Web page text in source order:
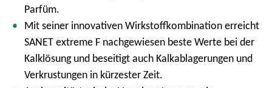
Parfüm.
Mit seiner innovativen Wirkstoffkombination erreicht
SANET extreme F nachgewiesen beste Werte bei der
Kalklösung und beseitigt auch Kalkablagerungen und
Verkrustungen in kürzester Zeit.